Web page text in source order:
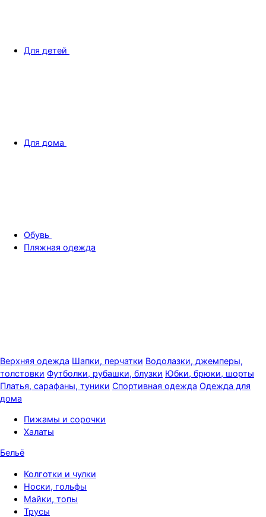
Для детей
Для дома
Обувь
Пляжная одежда
Верхняя одежда Шапки, перчатки Водолазки, джемперы,
толстовки Футболки, рубашки, блузки Юбки, брюки, шорты
Платья, сарафаны, туники Спортивная одежда Одежда для
дома
Пижамы и сорочки
Халаты
Бельё
Колготки и чулки
Носки, гольфы
Майки, топы
Трусы